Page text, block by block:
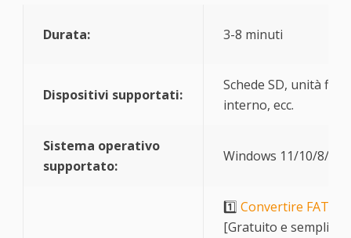
Durata: 3-8 minuti
Dispositivi supportati:
Schede SD, unità
interno, ecc.
Sistema operativo
supportato:
Windows 11/10/8/7/
1️⃣ Convertire FAT32
[Gratuito e semplice]